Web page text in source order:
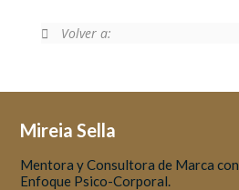
Volver a:
Mireia Sella
Mentora y Consultora de Marca con
Enfoque Psico-Corporal.